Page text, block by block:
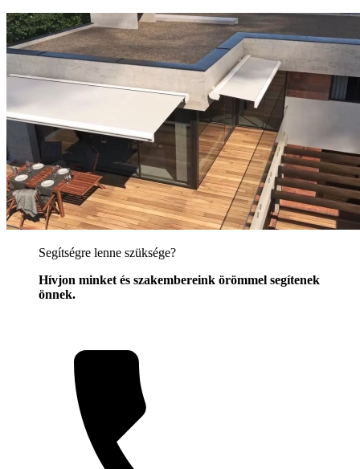
Segítségre lenne szüksége?
Hívjon minket és szakembereink örömmel segítenek
önnek.